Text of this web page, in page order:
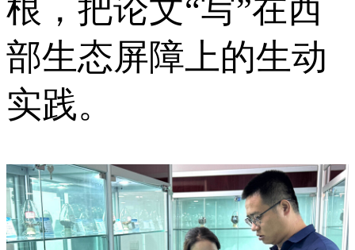
根，把论文“写”在西
部生态屏障上的生动
实践。